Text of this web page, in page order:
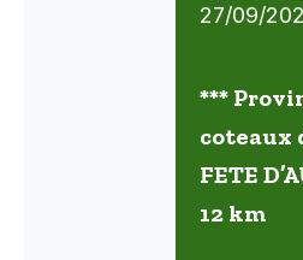
27/09/
***
coteaux
FETE
12 km